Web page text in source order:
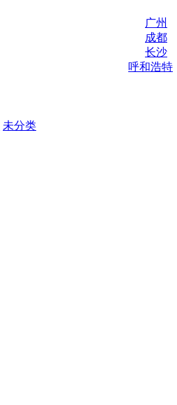
广州
成都
长沙
呼和浩特
未分类